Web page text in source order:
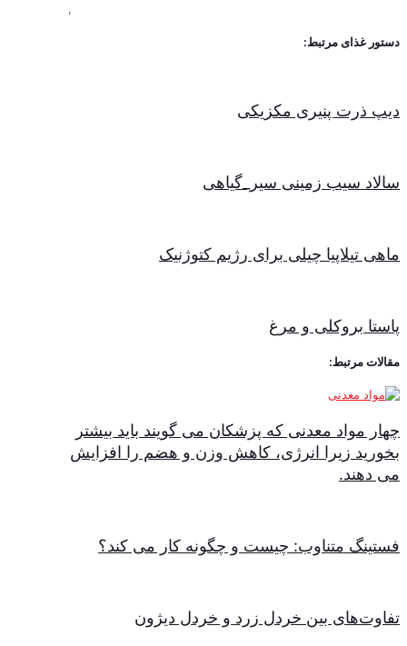
,
دستور غذای مرتبط:
دیپ ذرت پنیری مکزیکی
سالاد سیب زمینی سیر_گیاهی
ماهی تیلاپیا چیلی برای رژیم کتوژنیک
پاستا بروکلی و مرغ
مقالات مرتبط:
چهار مواد معدنی که پزشکان می گویند باید بیشتر
بخورید زیرا انرژی، کاهش وزن و هضم را افزایش
می دهند.
فستینگ متناوب: چیست و چگونه کار می کند؟
تفاوت‌های بین خردل زرد و خردل دیژون